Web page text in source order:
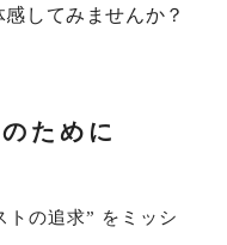
情報
ために
の追求” をミッシ